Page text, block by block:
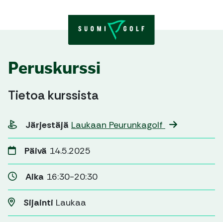
Peruskurssi
Tietoa kurssista
Järjestäjä Laukaan Peurunkagolf
Päivä 14.5.2025
Aika 16:30-20:30
Sijainti Laukaa